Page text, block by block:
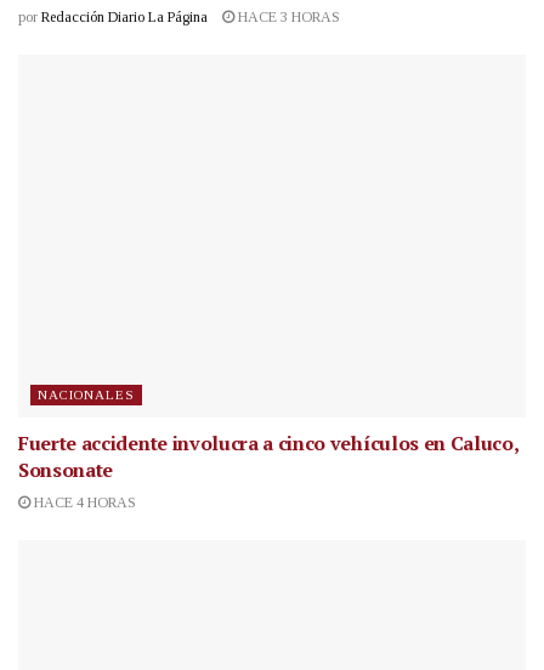
por Redacción Diario La Página HACE 3 HORAS
NACIONALES
Fuerte accidente involucra a cinco vehículos en Caluco,
Sonsonate
HACE 4 HORAS